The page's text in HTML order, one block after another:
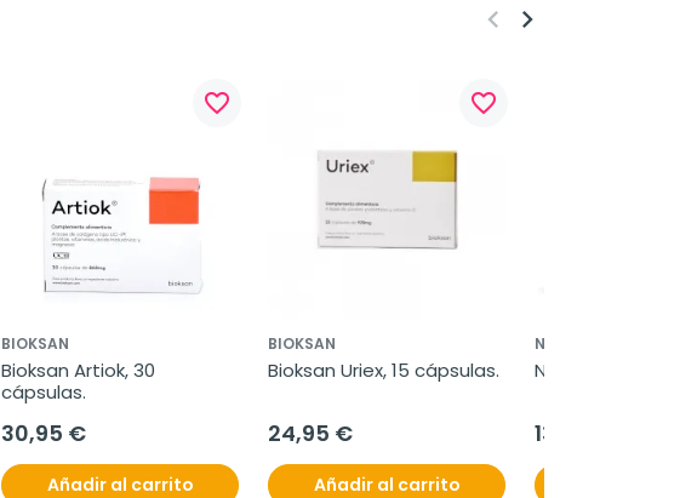
favorite_border
BIOKSAN
Bioksan Artiok, 30
cápsulas.
30,95 €
Añadir al carrito
favorite_border
BIOKSAN
Bioksan Uriex, 15 cápsulas.
24,95 €
Añadir al carrito
NS NUTRITIONAL
NS Florabiotic,
13,50 €
keyboard_arrow_left keyboard_arrow_right